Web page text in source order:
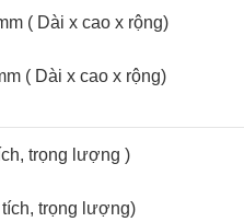
( Dài x cao x rộng)
( Dài x cao x rộng)
trọng lượng )
trọng lượng)